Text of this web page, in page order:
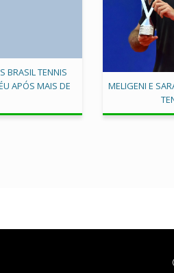
BRASIL TENNIS
APÓS MAIS DE
MELIGENI E